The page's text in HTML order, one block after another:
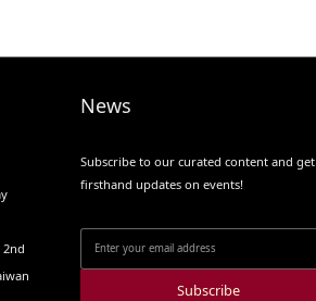
News
Subscribe to our curated content and get
firsthand updates on events!
Subscribe